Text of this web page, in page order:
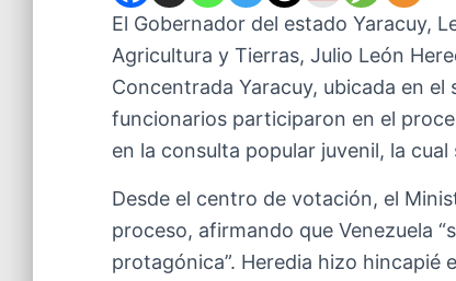
El Gobernador del estado Yaracuy,
Agricultura y Tierras, Julio León
Concentrada Yaracuy, ubicada en
funcionarios participaron en el
en la consulta popular juvenil, la
Desde el centro de votación, el
proceso, afirmando que Venezuela
protagónica”. Heredia hizo hincapié